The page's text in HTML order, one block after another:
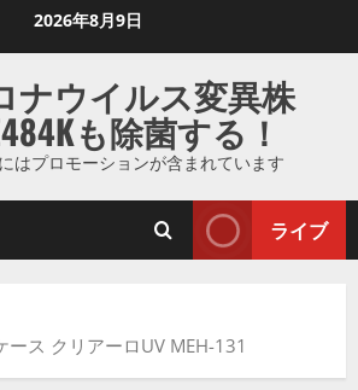
2026年8月9日
ナウイルス変異株
も除菌する！
はプロモーションが含まれています
ライブ
ース クリアーロUV MEH-131